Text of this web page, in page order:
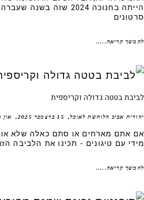
הייתה בחנוכה 2024 שזה
קריאה.....
בטטה גדולה וקריספית
אביב הלוחשת לאוכל 15 בדצמבר 2025 אין
אתם מארחים או סתם כאלה שלא
עם טיגונים - תכינו את הלביבה
קריאה.....